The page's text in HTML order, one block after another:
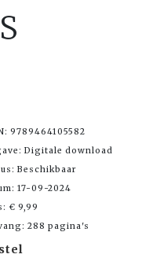
9789464105582
Digitale download
Beschikbaar
17-09-2024
€ 9,99
288 pagina's